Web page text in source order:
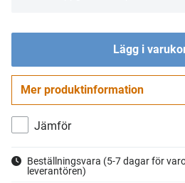
Lägg i
Gå till
Mer produktinformation
Jämför
Beställningsvara (5-7 dagar för
leverantören)